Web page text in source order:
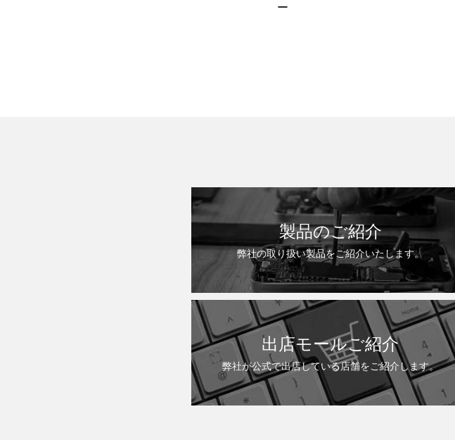
ー
製品のご紹介
弊社の取り扱い製品をご紹介いたします。
出店モールご紹介
弊社が公式で出店している店舗をご紹介します。